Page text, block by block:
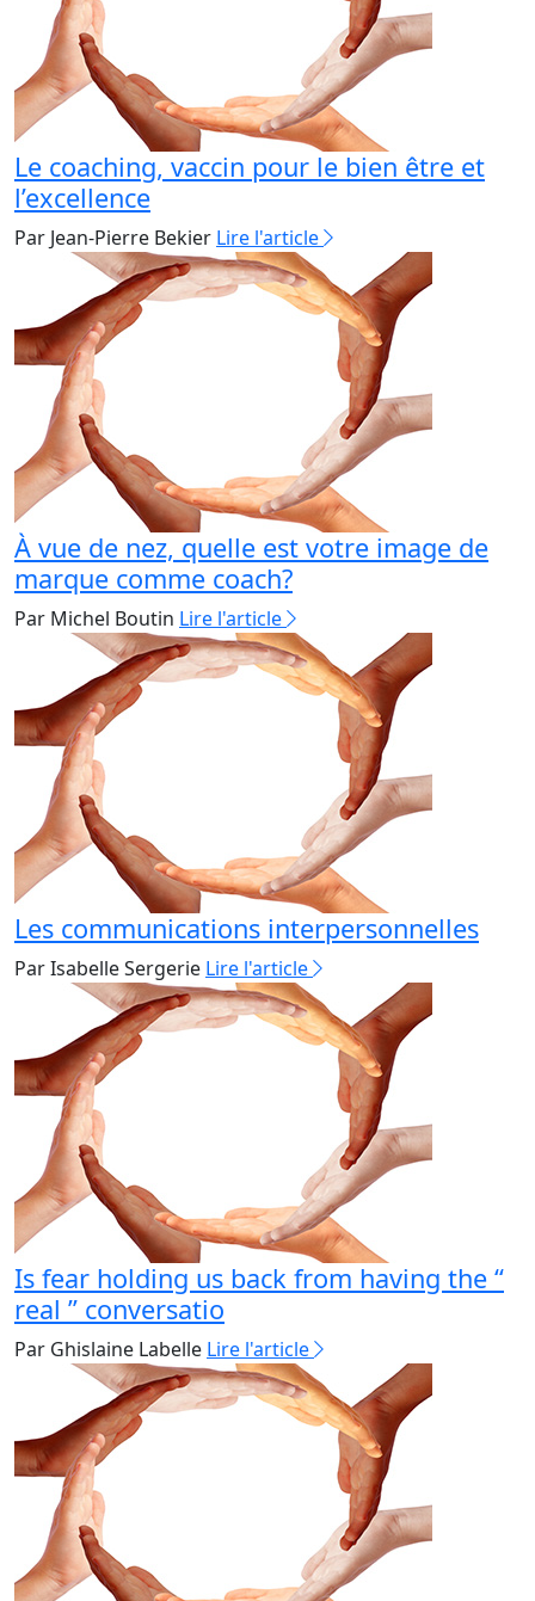
Le coaching, vaccin pour le bien être et
l’excellence
Par Jean-Pierre Bekier Lire l'article
À vue de nez, quelle est votre image de
marque comme coach?
Par Michel Boutin Lire l'article
Les communications interpersonnelles
Par Isabelle Sergerie Lire l'article
Is fear holding us back from having the “
real ” conversatio
Par Ghislaine Labelle Lire l'article